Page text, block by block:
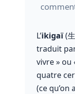
L’ikigaï(
traduit
vivre » ou
quatre
(ce qu’on